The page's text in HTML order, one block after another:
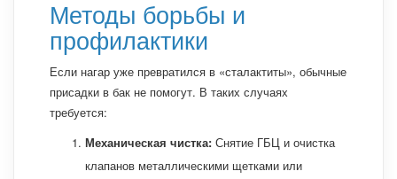
Методы борьбы и
профилактики
Если нагар уже превратился в «сталактиты», обычные
присадки в бак не помогут. В таких случаях
требуется:
Механическая чистка: Снятие ГБЦ и очистка
клапанов металлическими щетками или